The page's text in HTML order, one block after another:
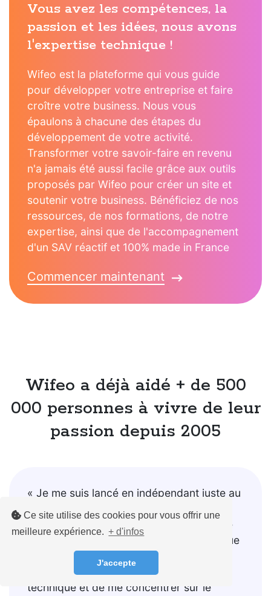
Ce site utilise des cookies pour vous offrir une
meilleure expérience. + d'infos
J'accepte
Vous avez les compétences, la
passion et les idées, nous avons
l'expertise technique !
Wifeo est la plateforme qui vous guide
pour développer votre entreprise et faire
croître votre business. Nous vous
épaulons à chacune des étapes du
développement de votre activité.
Transformer votre savoir-faire en revenu
n'a jamais été aussi facile grâce aux outils
proposés par Wifeo pour créer un site et
soutenir votre business. Bénéficiez de nos
ressources, de nos formations, de notre
expertise, ainsi que de l'accompagnement
d'un SAV réactif et 100% made in France
Commencer maintenant
Wifeo a déjà aidé + de 500
000 personnes à vivre de leur
passion depuis 2005
« Je me suis lancé en indépendant juste au
moment du covid... Mauvais timing ! Je
suis donc naturellement allé vers la vente
de formations en ligne, et on peut dire que
j'ai bien fait ! Wifeo m'a permis de ne pas
me poser trop de questions sur la partie
technique et de me concentrer sur le